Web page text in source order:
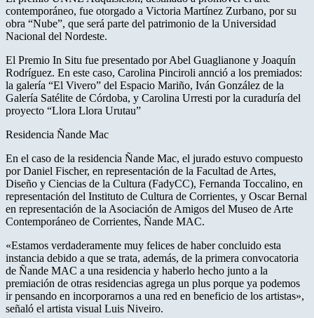
contemporáneo, fue otorgado a Victoria Martínez Zurbano, por su
obra “Nube”, que será parte del patrimonio de la Universidad
Nacional del Nordeste.
El Premio In Situ fue presentado por Abel Guaglianone y Joaquín
Rodríguez. En este caso, Carolina Pinciroli annció a los premiados:
la galería “El Vivero” del Espacio Mariño, Iván González de la
Galería Satélite de Córdoba, y Carolina Urresti por la curaduría del
proyecto “Llora Llora Urutau”
Residencia Ñande Mac
En el caso de la residencia Ñande Mac, el jurado estuvo compuesto
por Daniel Fischer, en representación de la Facultad de Artes,
Diseño y Ciencias de la Cultura (FadyCC), Fernanda Toccalino, en
representación del Instituto de Cultura de Corrientes, y Oscar Bernal
en representación de la Asociación de Amigos del Museo de Arte
Contemporáneo de Corrientes, Ñande MAC.
«Estamos verdaderamente muy felices de haber concluido esta
instancia debido a que se trata, además, de la primera convocatoria
de Ñande MAC a una residencia y haberlo hecho junto a la
premiación de otras residencias agrega un plus porque ya podemos
ir pensando en incorporarnos a una red en beneficio de los artistas»,
señaló el artista visual Luis Niveiro.